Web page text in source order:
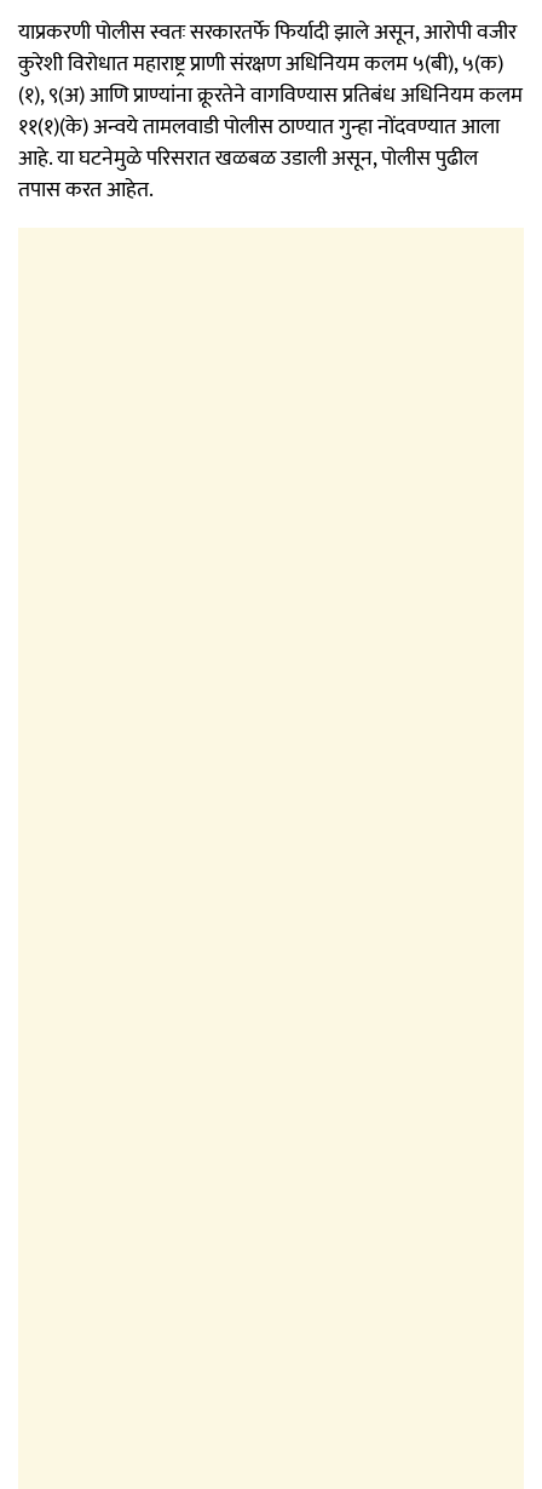
याप्रकरणी पोलीस स्वतः सरकारतर्फे फिर्यादी झाले असून, आरोपी वजीर
कुरेशी विरोधात महाराष्ट्र प्राणी संरक्षण अधिनियम कलम ५(बी), ५(क)
(१), ९(अ) आणि प्राण्यांना क्रूरतेने वागविण्यास प्रतिबंध अधिनियम कलम
११(१)(के) अन्वये तामलवाडी पोलीस ठाण्यात गुन्हा नोंदवण्यात आला
आहे. या घटनेमुळे परिसरात खळबळ उडाली असून, पोलीस पुढील
तपास करत आहेत.